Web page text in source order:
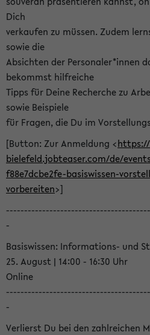
Dich
verkaufen zu müssen. Zudem
sowie die
Absichten der Personaler*innen
bekommst hilfreiche
Tipps für Deine Recherche zu
sowie Beispiele
für Fragen, die Du im
[Button: Zur Anmeldung <
bielefeld.jobteaser.com/de/
f88e7dcbe2fe-basiswissen-
vorbereiten>]
-
Basiswissen: Informations- und
25. August | 14:00 - 16:30 Uhr
Online
-
Verlierst Du bei den zahlreichen